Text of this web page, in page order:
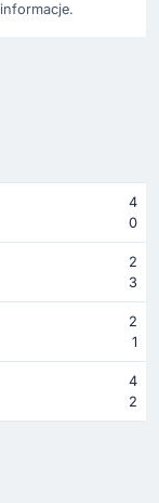
4
0
2
3
2
1
4
2